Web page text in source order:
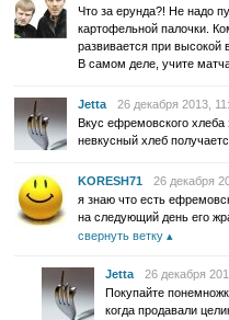
Что за ерунда?! Не надо
картофельной палочки.
развивается при высокой
В самом деле, учите
Jetta 26 декабря 2013,
Вкус ефремовского хлеба
невкусный хлеб
KORESH71 26 декабря
я знаю что есть
на следующий день его
свернуть ветку
Jetta 26 декабря
Покупайте
когда продавали